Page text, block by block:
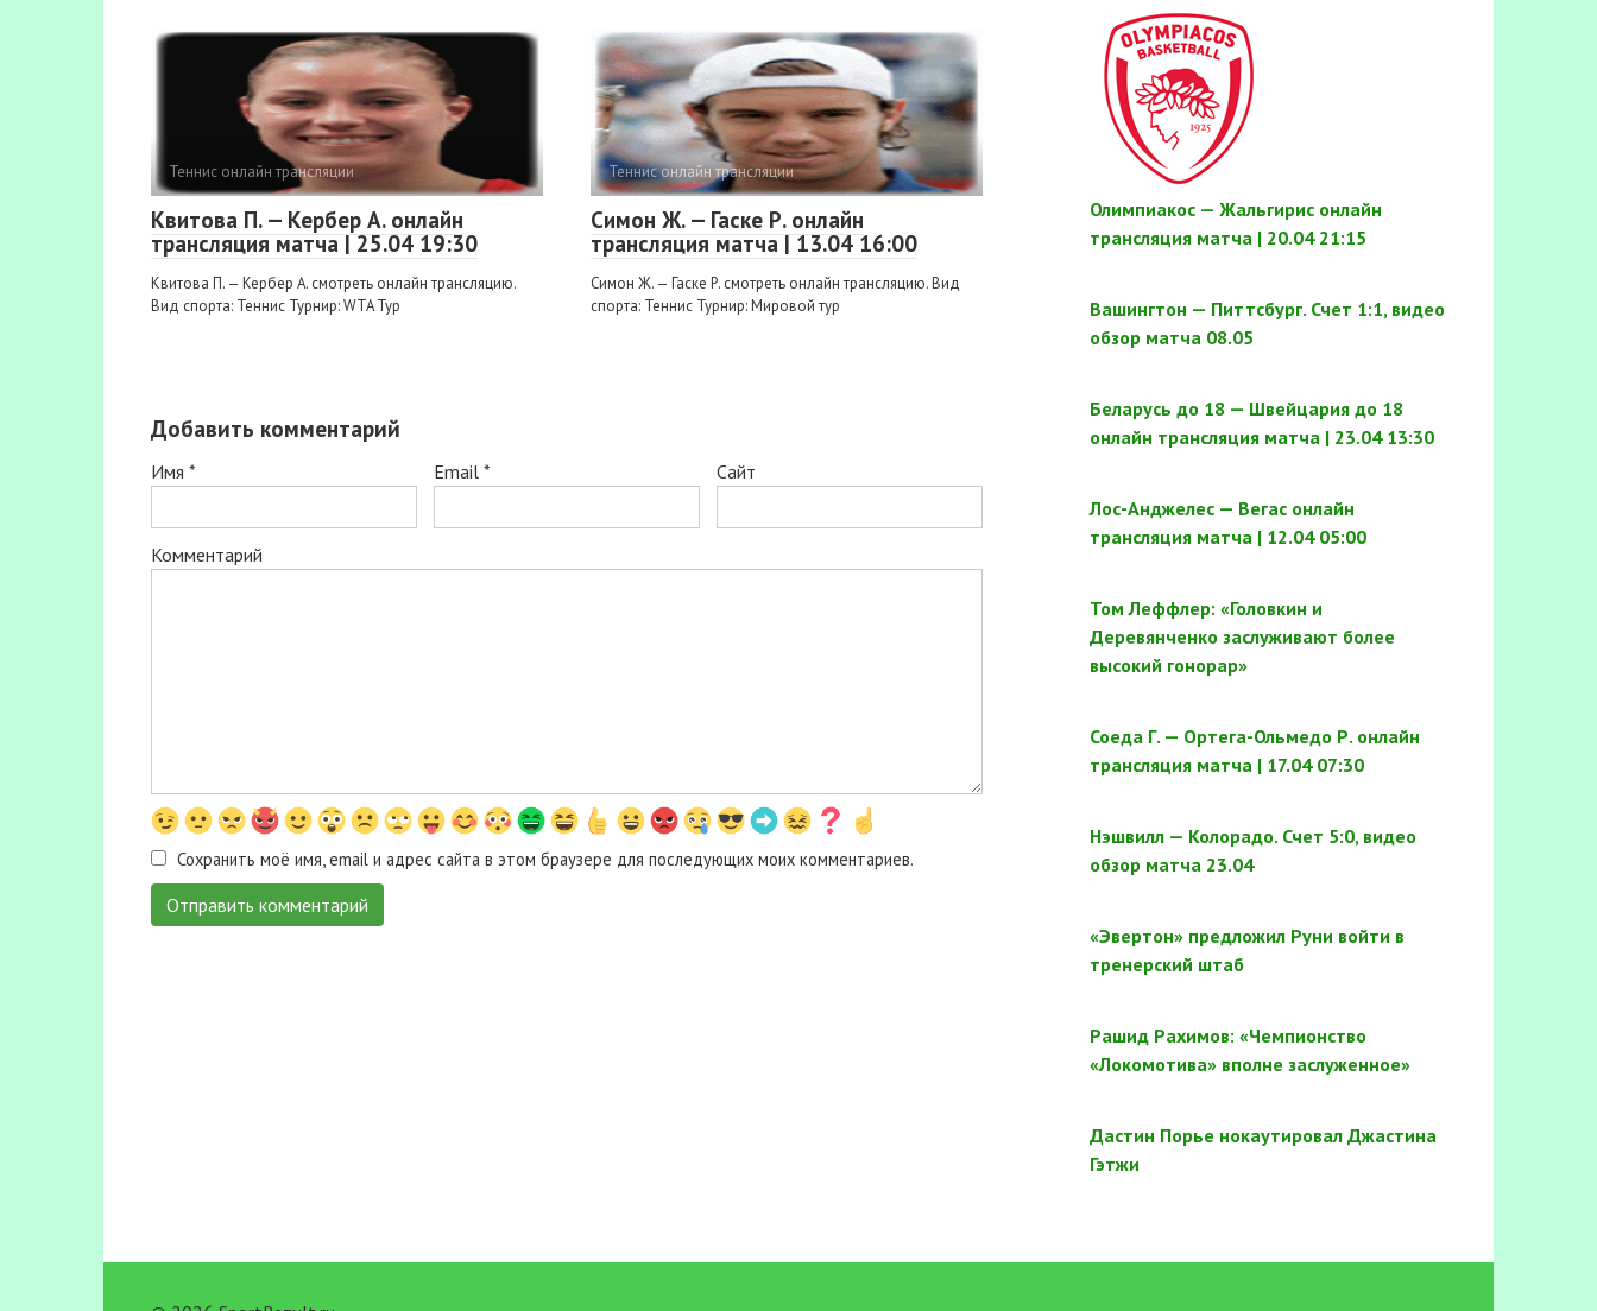
Теннис онлайн трансляции
Квитова П. — Кербер А. онлайн
трансляция матча | 25.04 19:30
Квитова П. — Кербер А. смотреть онлайн трансляцию.
Вид спорта: Теннис Турнир: WTA Тур
Теннис онлайн трансляции
Симон Ж. — Гаске Р. онлайн
трансляция матча | 13.04 16:00
Симон Ж. — Гаске Р. смотреть онлайн трансляцию. Вид
спорта: Теннис Турнир: Мировой тур
Добавить комментарий
Имя * Email * Сайт
Комментарий
Сохранить моё имя, email и адрес сайта в этом браузере для последующих моих комментариев.
Олимпиакос — Жальгирис онлайн
трансляция матча | 20.04 21:15
Вашингтон — Питтсбург. Счет 1:1, видео
обзор матча 08.05
Беларусь до 18 — Швейцария до 18
онлайн трансляция матча | 23.04 13:30
Лос-Анджелес — Вегас онлайн
трансляция матча | 12.04 05:00
Том Леффлер: «Головкин и
Деревянченко заслуживают более
высокий гонорар»
Соеда Г. — Ортега-Ольмедо Р. онлайн
трансляция матча | 17.04 07:30
Нэшвилл — Колорадо. Счет 5:0, видео
обзор матча 23.04
«Эвертон» предложил Руни войти в
тренерский штаб
Рашид Рахимов: «Чемпионство
«Локомотива» вполне заслуженное»
Дастин Порье нокаутировал Джастина
Гэтжи